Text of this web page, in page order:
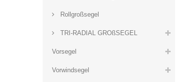
Rollgroßsegel
TRI-RADIAL GROßSEGEL
Vorsegel
Vorwindsegel